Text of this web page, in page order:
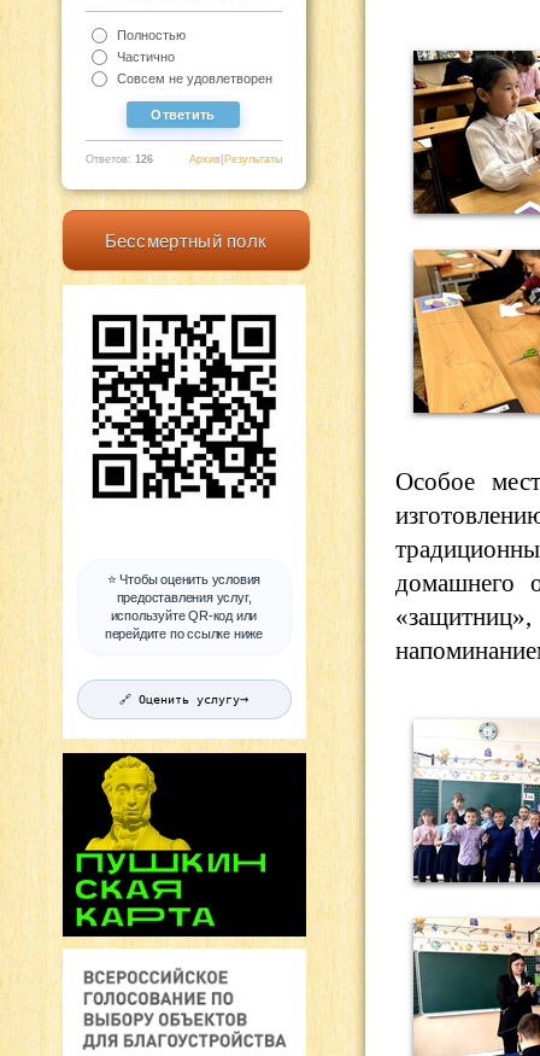
Полностью
Частично
Совсем не удовлетворен
Ответов: 126 Результаты
|
Архив
Бессмертный полк
⭐ Чтобы оценить условия
предоставления услуг,
используйте QR-код или
перейдите по ссылке ниже
🔗 Оценить услугу→
Особое
домашнего